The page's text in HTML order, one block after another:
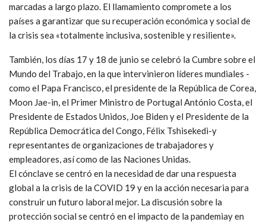
marcadas a largo plazo. El llamamiento compromete a los
países a garantizar que su recuperación económica y social de
la crisis sea «totalmente inclusiva, sostenible y resiliente».
También, los días 17 y 18 de junio se celebró la Cumbre sobre el
Mundo del Trabajo, en la que intervinieron líderes mundiales -
como el Papa Francisco, el presidente de la República de Corea,
Moon Jae-in, el Primer Ministro de Portugal António Costa, el
Presidente de Estados Unidos, Joe Biden y el Presidente de la
República Democrática del Congo, Félix Tshisekedi-y
representantes de organizaciones de trabajadores y
empleadores, así como de las Naciones Unidas.
El cónclave se centró en la necesidad de dar una respuesta
global a la crisis de la COVID 19 y en la acción necesaria para
construir un futuro laboral mejor. La discusión sobre la
protección social se centró en el impacto de la pandemiay en